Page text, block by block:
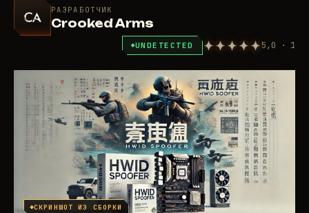
РАЗРАБОТЧИК
Crooked Arms
UNDETECTED 5,0 · 1
СКРИНШОТ ИЗ СБОРКИ